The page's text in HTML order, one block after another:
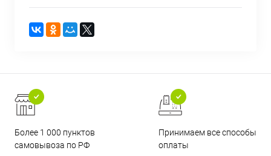
Более 1 000 пунктов
самовывоза по РФ
Принимаем все способы
оплаты